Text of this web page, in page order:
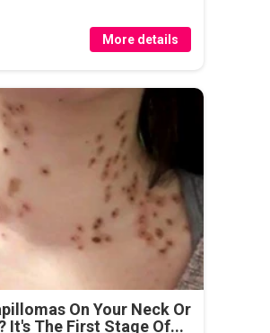
More details
On Your Neck Or
It's The First Stage Of...